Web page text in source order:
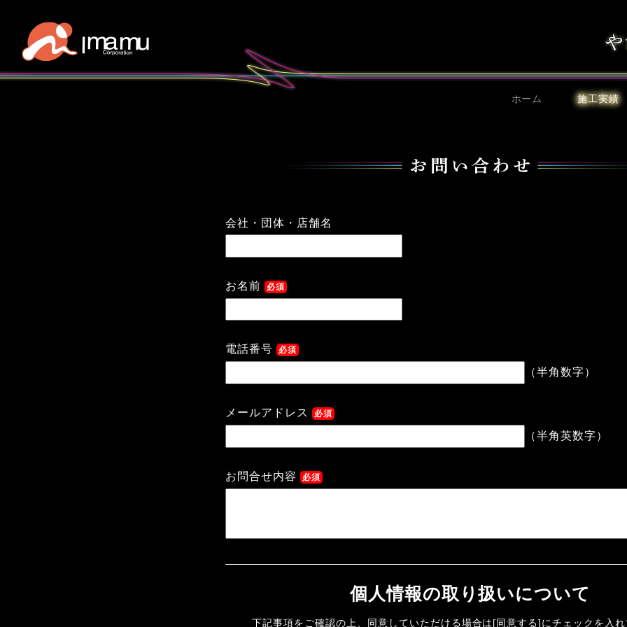
ホーム 施工実績
会社・団体・店舗名
お名前 必須
電話番号 必須
（半角数字）
メールアドレス 必須
（半角英数字）
お問合せ内容 必須
個人情報の取り扱いについて
下記事項をご確認の上、同意していただける場合は[同意する]にチェックを入れ